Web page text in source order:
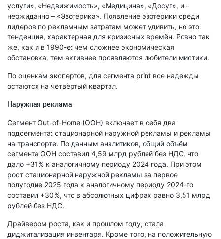
услуги», «Недвижимость», «Медицина», «Досуг», и –
неожиданно – «Эзотерика». Появление эзотерики среди
лидеров по рекламным затратам может удивить, но это
тенденция, характерная для кризисных времён. Ровно так
же, как и в 1990-е: чем сложнее экономическая
обстановка, тем активнее проявляются любители мистики.
По оценкам экспертов, для сегмента print все надежды
остаются на четвёртый квартал.
Наружная реклама
Сегмент Out-оf-Home (OOH) включает в себя два
подсегмента: стационарной наружной рекламы и рекламы
на транспорте. По данным аналитиков, общий объём
сегмента ООН составил 4,59 млрд рублей без НДС, что
дало +31 % к аналогичному периоду 2024 года. При этом
рост стационарной наружной рекламы за первое
полугодие 2025 года к аналогичному периоду 2024-го
составил +30 %, что в абсолютных цифрах равно 3,51 млрд
рублей без НДС.
Драйвером роста, как и прошлом году, стала
диджитализация инвентаря. Кроме того, на положительную